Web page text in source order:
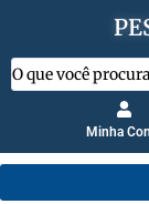
Minha